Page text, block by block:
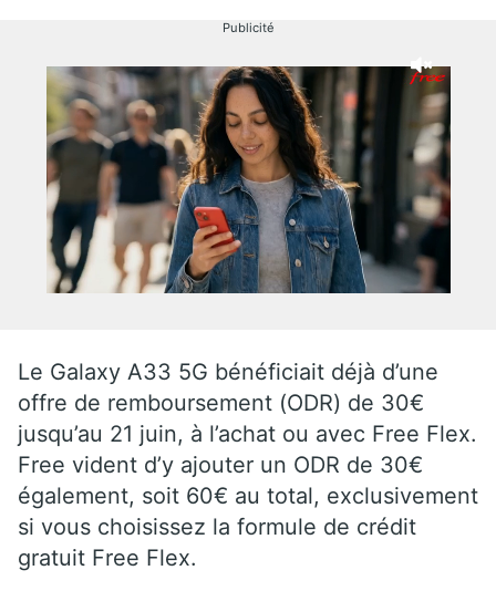
Publicité
Le Galaxy A33 5G bénéficiait déjà d’une
offre de remboursement (ODR) de 30€
jusqu’au 21 juin, à l’achat ou avec Free Flex.
Free vident d’y ajouter un ODR de 30€
également, soit 60€ au total, exclusivement
si vous choisissez la formule de crédit
gratuit Free Flex.